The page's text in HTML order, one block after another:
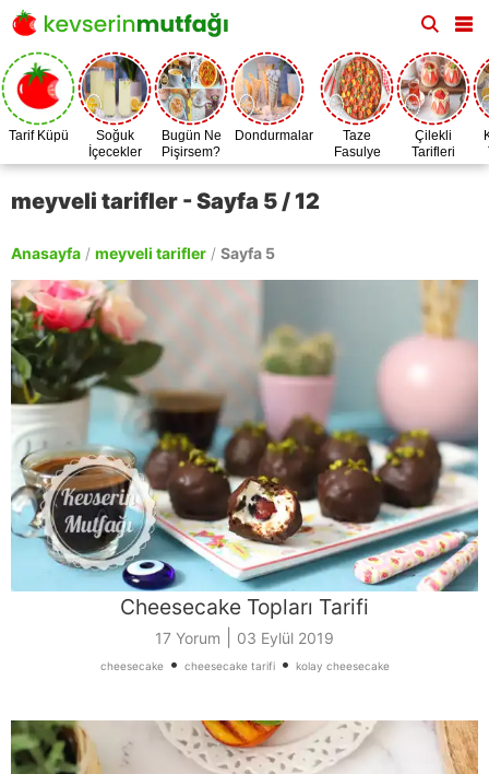
Tarif Küpü
Soğuk
İçecekler
Bugün Ne
Pişirsem?
Dondurmalar
Taze
Fasulye
Zamanı
Çilekli
Tarifleri
meyveli tarifler - Sayfa 5 / 12
Anasayfa / meyveli tarifler / Sayfa 5
Cheesecake Topları Tarifi
17 Yorum 03 Eylül 2019
cheesecake• cheesecake tarifi• kolay cheesecake